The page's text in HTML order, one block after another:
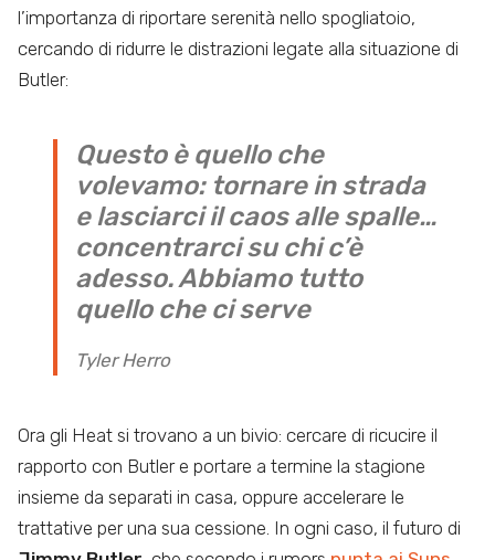
l’importanza di riportare serenità nello spogliatoio,
cercando di ridurre le distrazioni legate alla situazione di
Butler:
Questo è quello che
volevamo: tornare in strada
e lasciarci il caos alle spalle…
concentrarci su chi c’è
adesso. Abbiamo tutto
quello che ci serve
Tyler Herro
Ora gli Heat si trovano a un bivio: cercare di ricucire il
rapporto con Butler e portare a termine la stagione
insieme da separati in casa, oppure accelerare le
trattative per una sua cessione. In ogni caso, il futuro di